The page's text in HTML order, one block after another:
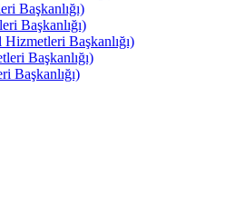
Başkanlığı)
Başkanlığı)
Başkanlığı)
Başkanlığı)
Başkanlığı)